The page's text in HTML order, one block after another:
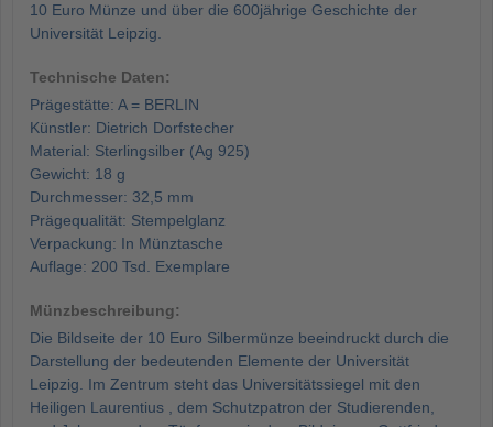
10 Euro Münze und über die 600jährige Geschichte der
Universität Leipzig.
Technische Daten:
Prägestätte: A = BERLIN
Künstler: Dietrich Dorfstecher
Material: Sterlingsilber (Ag 925)
Gewicht: 18 g
Durchmesser: 32,5 mm
Prägequalität: Stempelglanz
Verpackung: In Münztasche
Auflage: 200 Tsd. Exemplare
Münzbeschreibung:
Die Bildseite der 10 Euro Silbermünze beeindruckt durch die
Darstellung der bedeutenden Elemente der Universität
Leipzig. Im Zentrum steht das Universitätssiegel mit den
Heiligen Laurentius , dem Schutzpatron der Studierenden,